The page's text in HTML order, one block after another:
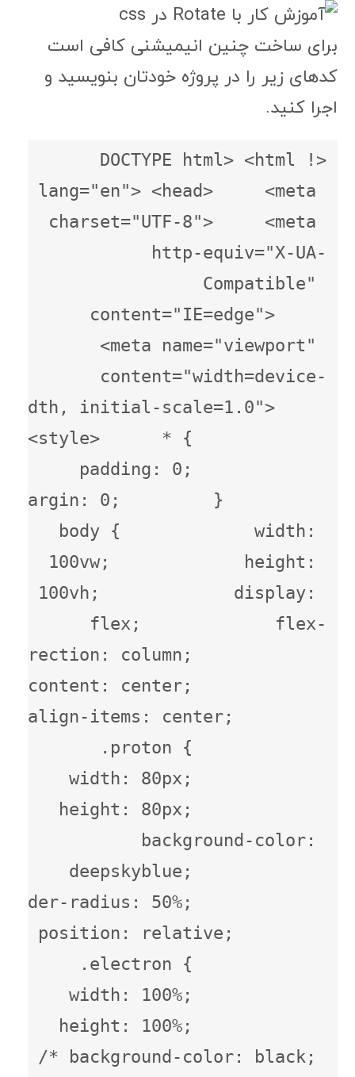
برای ساخت چنین انیمیشنی کافی است
کدهای زیر را در پروژه خودتان بنویسید و
اجرا کنید.
<!DOCTYPE html> <html
lang="en"> <head>     <meta
charset="UTF-8">     <meta
http-equiv="X-UA-
Compatible"
content="IE=edge">
<meta name="viewport"
content="width=device-
width, initial-scale=1.0">
<style>      * {
padding: 0;
margin: 0;         }
body {             width:
100vw;             height:
100vh;             display:
flex;             flex-
direction: column;
content: center;
align-items: center;
.proton {
width: 80px;
height: 80px;
background-color:
deepskyblue;
radius: 50%;
position: relative;
.electron {
width: 100%;
height: 100%;
/* background-color: black;